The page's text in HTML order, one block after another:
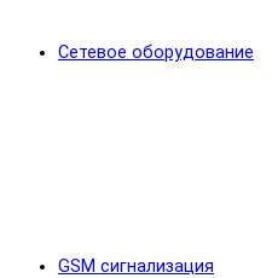
Сетевое оборудование
GSM сигнализация